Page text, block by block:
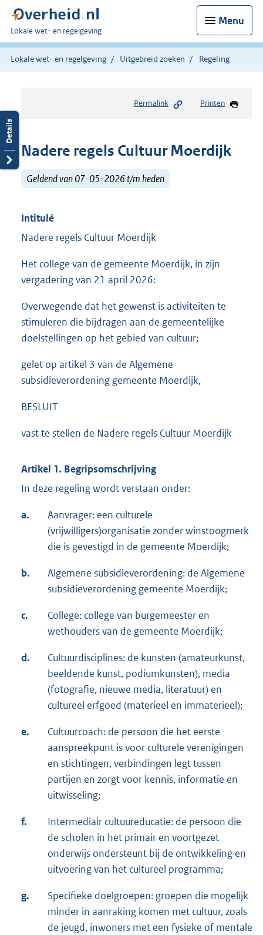
Menu
U
bent
hier:
Lokale wet- en regelgeving
Lokale wet- en regelgeving Uitgebreid zoeken Regeling
Permalink Printen
Nadere regels Cultuur Moerdijk
Geldend van 07-05-2026 t/m heden
Intitulé
Nadere regels Cultuur Moerdijk
Het college van de gemeente Moerdijk, in zijn
vergadering van 21 april 2026:
Overwegende dat het gewenst is activiteiten te
stimuleren die bijdragen aan de gemeentelijke
doelstellingen op het gebied van cultuur;
gelet op artikel 3 van de Algemene
subsidieverordening gemeente Moerdijk,
BESLUIT
vast te stellen de Nadere regels Cultuur Moerdijk
Artikel 1. Begripsomschrijving
In deze regeling wordt verstaan onder:
a.
Aanvrager: een culturele
(vrijwilligers)organisatie zonder winstoogmerk
die is gevestigd in de gemeente Moerdijk;
b.
Algemene subsidieverordening: de Algemene
subsidieverordening gemeente Moerdijk;
c.
College: college van burgemeester en
wethouders van de gemeente Moerdijk;
d.
Cultuurdisciplines: de kunsten (amateurkunst,
beeldende kunst, podiumkunsten), media
(fotografie, nieuwe media, literatuur) en
cultureel erfgoed (materieel en immaterieel);
e.
Cultuurcoach: de persoon die het eerste
aanspreekpunt is voor culturele verenigingen
en stichtingen, verbindingen legt tussen
partijen en zorgt voor kennis, informatie en
uitwisseling;
f.
Intermediair cultuureducatie: de persoon die
de scholen in het primair en voortgezet
onderwijs ondersteunt bij de ontwikkeling en
uitvoering van het cultureel programma;
g.
Specifieke doelgroepen: groepen die mogelijk
minder in aanraking komen met cultuur, zoals
de jeugd, inwoners met een fysieke of mentale